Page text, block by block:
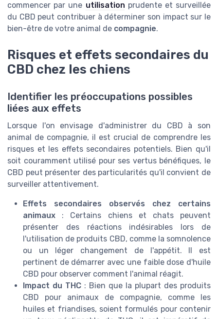
commencer par une utilisation prudente et surveillée
du CBD peut contribuer à déterminer son impact sur le
bien-être de votre animal de compagnie.
Risques et effets secondaires du
CBD chez les chiens
Identifier les préoccupations possibles
liées aux effets
Lorsque l'on envisage d'administrer du CBD à son
animal de compagnie, il est crucial de comprendre les
risques et les effets secondaires potentiels. Bien qu'il
soit couramment utilisé pour ses vertus bénéfiques, le
CBD peut présenter des particularités qu'il convient de
surveiller attentivement.
Effets secondaires observés chez certains
animaux : Certains chiens et chats peuvent
présenter des réactions indésirables lors de
l'utilisation de produits CBD, comme la somnolence
ou un léger changement de l'appétit. Il est
pertinent de démarrer avec une faible dose d'huile
CBD pour observer comment l'animal réagit.
Impact du THC : Bien que la plupart des produits
CBD pour animaux de compagnie, comme les
huiles et friandises, soient formulés pour contenir